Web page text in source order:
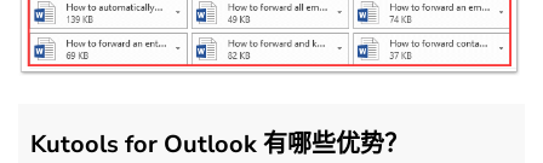
Kutools for Outlook 有哪些优势？